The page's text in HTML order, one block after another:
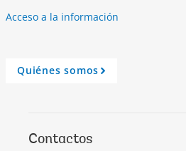
Acceso a la información
Quiénes somos
A
Contactos